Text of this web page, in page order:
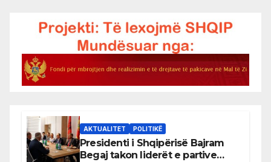
AKTUALITET POLITIKË
Presidenti i Shqipërisë Bajram
Begaj takon liderët e partive